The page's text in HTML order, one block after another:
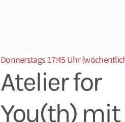
Donnerstags 17:45 Uhr
Atelier for
You(th) mit